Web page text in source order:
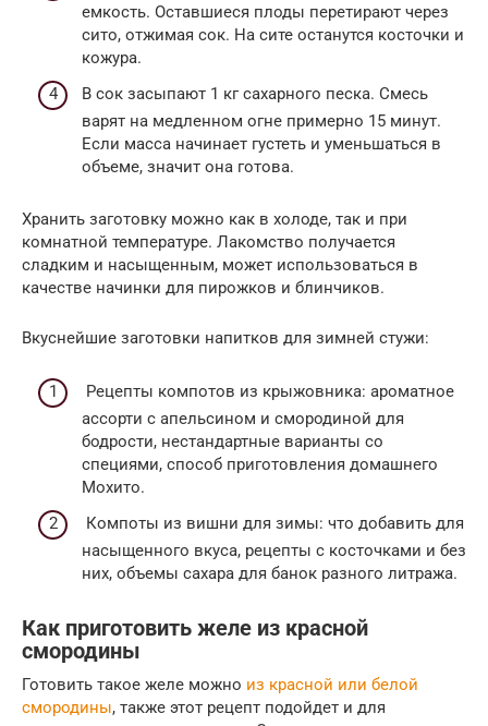
емкость. Оставшиеся плоды перетирают через
сито, отжимая сок. На сите останутся косточки и
кожура.
В сок засыпают 1 кг сахарного песка. Смесь
варят на медленном огне примерно 15 минут.
Если масса начинает густеть и уменьшаться в
объеме, значит она готова.
Хранить заготовку можно как в холоде, так и при
комнатной температуре. Лакомство получается
сладким и насыщенным, может использоваться в
качестве начинки для пирожков и блинчиков.
Вкуснейшие заготовки напитков для зимней стужи:
Рецепты компотов из крыжовника: ароматное
ассорти с апельсином и смородиной для
бодрости, нестандартные варианты со
специями, способ приготовления домашнего
Мохито.
Компоты из вишни для зимы: что добавить для
насыщенного вкуса, рецепты с косточками и без
них, объемы сахара для банок разного литража.
Как приготовить желе из красной
смородины
Готовить такое желе можно из красной или белой
смородины, также этот рецепт подойдет и для